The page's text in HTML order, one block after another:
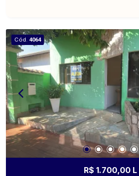
Cód. 4064
R$ 1.700,00 L